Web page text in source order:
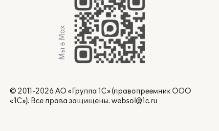
Мы в Max
© 2011-2026 АО «Группа 1С» (правопреемник ООО
«1С»). Все права защищены. websol@1c.ru